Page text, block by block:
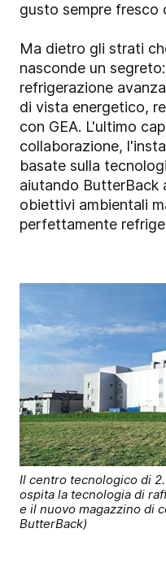
gusto sempre fresco
Ma dietro gli strati
nasconde un
refrigerazione
di vista energetico,
con GEA. L'ultimo
collaborazione,
basate sulla
aiutando ButterBack
obiettivi ambientali
perfettamente
Il centro tecnologico di
ospita la tecnologia di
e il nuovo magazzino di
ButterBack)